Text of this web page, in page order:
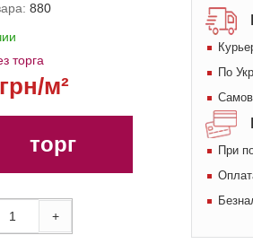
880
торга
м²
торг
+
По
При